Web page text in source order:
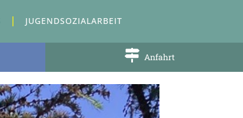
JUGENDSOZIALARBEIT
Anfahrt